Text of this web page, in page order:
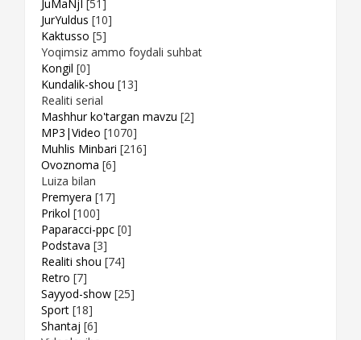
JuMaNjI [51]
JurYuldus [10]
Kaktusso [5]
Yoqimsiz ammo foydali suhbat
Kongil [0]
Kundalik-shou [13]
Realiti serial
Mashhur ko'targan mavzu [2]
MP3|Video [1070]
Muhlis Minbari [216]
Ovoznoma [6]
Luiza bilan
Premyera [17]
Prikol [100]
Paparacci-ppc [0]
Podstava [3]
Realiti shou [74]
Retro [7]
Sayyod-show [25]
Sport [18]
Shantaj [6]